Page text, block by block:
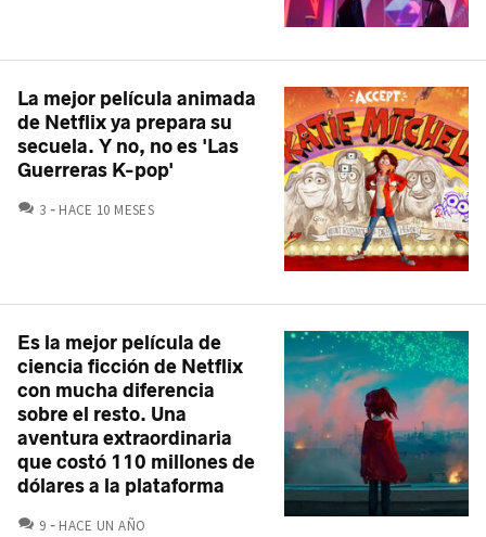
La mejor película animada
de Netflix ya prepara su
secuela. Y no, no es 'Las
Guerreras K-pop'
3 COMENTARIOS
HACE 10 MESES
Es la mejor película de
ciencia ficción de Netflix
con mucha diferencia
sobre el resto. Una
aventura extraordinaria
que costó 110 millones de
dólares a la plataforma
9 COMENTARIOS
HACE UN AÑO